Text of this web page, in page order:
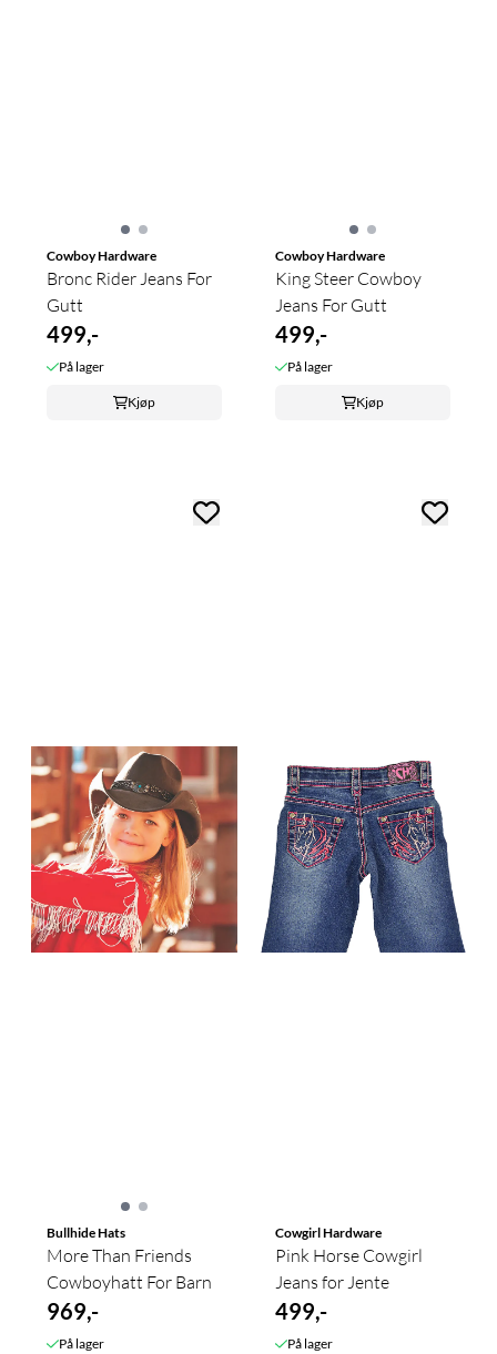
Cowboy Hardware
Bronc Rider Jeans For
Gutt
499,-
På lager
Kjøp
Cowboy Hardware
King Steer Cowboy
Jeans For Gutt
499,-
På lager
Kjøp
Bullhide Hats
More Than Friends
Cowboyhatt For Barn
969,-
På lager
Cowgirl Hardware
Pink Horse Cowgirl
Jeans for Jente
499,-
På lager